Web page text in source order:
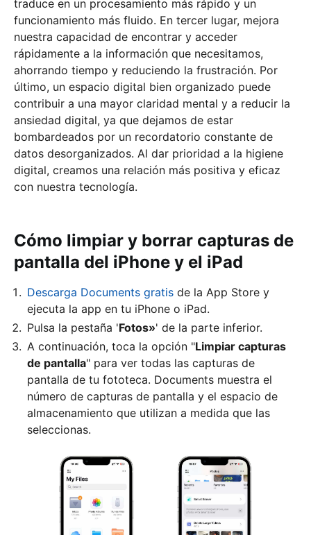
traduce en un procesamiento más rápido y un
funcionamiento más fluido. En tercer lugar, mejora
nuestra capacidad de encontrar y acceder
rápidamente a la información que necesitamos,
ahorrando tiempo y reduciendo la frustración. Por
último, un espacio digital bien organizado puede
contribuir a una mayor claridad mental y a reducir la
ansiedad digital, ya que dejamos de estar
bombardeados por un recordatorio constante de
datos desorganizados. Al dar prioridad a la higiene
digital, creamos una relación más positiva y eficaz
con nuestra tecnología.
Cómo limpiar y borrar capturas de
pantalla del iPhone y el iPad
Descarga Documents gratis de la App Store y
ejecuta la app en tu iPhone o iPad.
Pulsa la pestaña 'Fotos»' de la parte inferior.
A continuación, toca la opción "Limpiar capturas
de pantalla" para ver todas las capturas de
pantalla de tu fototeca. Documents muestra el
número de capturas de pantalla y el espacio de
almacenamiento que utilizan a medida que las
seleccionas.